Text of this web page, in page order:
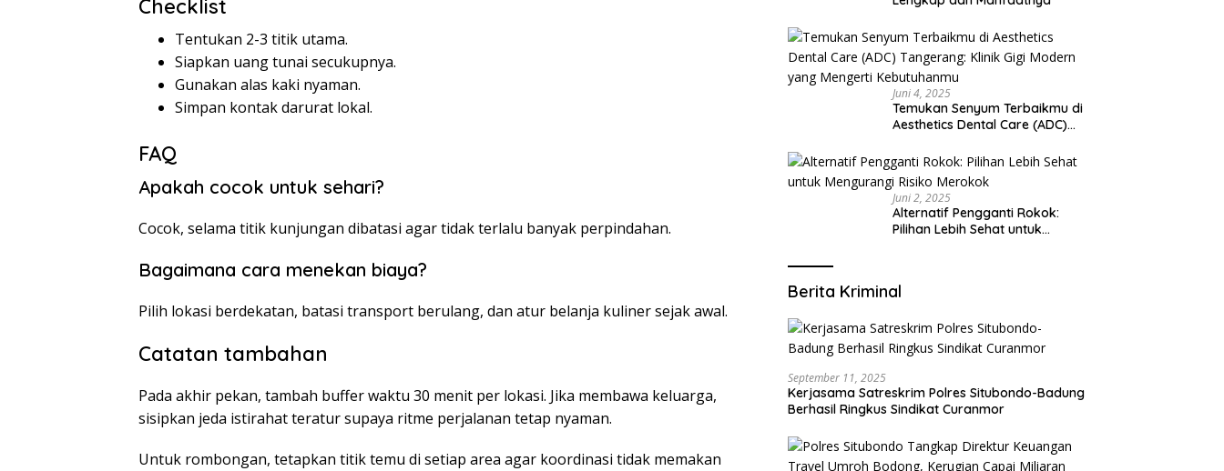
Checklist
Tentukan 2-3 titik utama.
Siapkan uang tunai secukupnya.
Gunakan alas kaki nyaman.
Simpan kontak darurat lokal.
FAQ
Apakah cocok untuk sehari?
Cocok, selama titik kunjungan dibatasi agar tidak terlalu banyak perpindahan.
Bagaimana cara menekan biaya?
Pilih lokasi berdekatan, batasi transport berulang, dan atur belanja kuliner sejak awal.
Catatan tambahan
Pada akhir pekan, tambah buffer waktu 30 menit per lokasi. Jika membawa keluarga,
sisipkan jeda istirahat teratur supaya ritme perjalanan tetap nyaman.
Untuk rombongan, tetapkan titik temu di setiap area agar koordinasi tidak memakan
Juni 4, 2025
Temukan Senyum Terbaikmu di
Aesthetics Dental Care (ADC)
yang Mengerti Kebutuhanmu
Juni 2, 2025
Alternatif Pengganti Rokok:
Pilihan Lebih Sehat untuk
Berita Kriminal
September 11, 2025
Kerjasama Satreskrim Polres Situbondo-Badung
Berhasil Ringkus Sindikat Curanmor